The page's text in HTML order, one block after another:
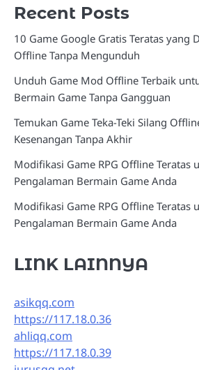
Recent Posts
10 Game Google Gratis Teratas yang
Offline Tanpa Mengunduh
Unduh Game Mod Offline Terbaik
Bermain Game Tanpa Gangguan
Temukan Game Teka-Teki Silang
Kesenangan Tanpa Akhir
Modifikasi Game RPG Offline Teratas
Pengalaman Bermain Game Anda
Modifikasi Game RPG Offline Teratas
Pengalaman Bermain Game Anda
LINK LAINNYA
asikqq.com
https://117.18.0.36
ahliqq.com
https://117.18.0.39